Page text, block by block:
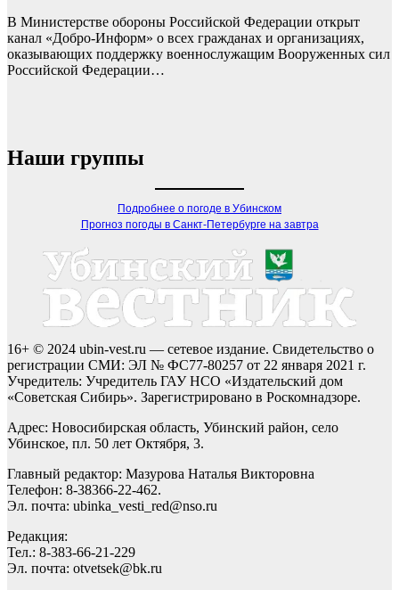
В Министерстве обороны Российской Федерации открыт
канал «Добро-Информ» о всех гражданах и организациях,
оказывающих поддержку военнослужащим Вооруженных сил
Российской Федерации…
Наши группы
Подробнее о погоде в Убинском
Прогноз погоды в Санкт-Петербурге на завтра
16+ © 2024 ubin-vest.ru — сетевое издание. Свидетельство о
регистрации СМИ: ЭЛ № ФС77-80257 от 22 января 2021 г.
Учредитель: Учредитель ГАУ НСО «Издательский дом
«Советская Сибирь». Зарегистрировано в Роскомнадзоре.
Адрес: Новосибирская область, Убинский район, село
Убинское, пл. 50 лет Октября, 3.
Главный редактор: Мазурова Наталья Викторовна
Телефон: 8-38366-22-462.
Эл. почта: ubinka_vesti_red@nso.ru
Редакция:
Тел.: 8-383-66-21-229
Эл. почта: otvetsek@bk.ru